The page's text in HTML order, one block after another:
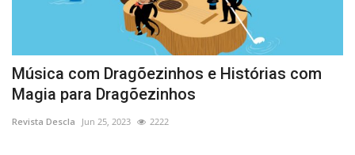
Música com Dragõezinhos e Histórias com
Magia para Dragõezinhos
Revista Descla Jun 25, 2023 2222